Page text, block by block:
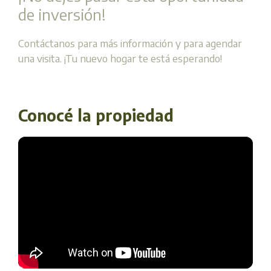
de inversión!
Contáctanos para más información y para agendar
una visita. ¡Tu nuevo hogar te está esperando!
Conocé la propiedad